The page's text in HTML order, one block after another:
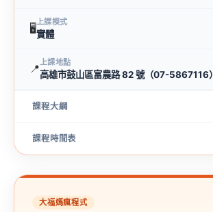
🖥上課模式
實體
📍上課地點
高雄市鼓山區富農路 82 號（07-5867116）
課程大綱
課程時間表
大福媽瘋程式